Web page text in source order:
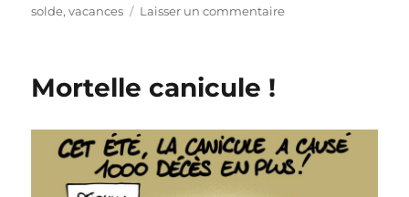
solde,vacances Laisser un commentairesur
Mortelle canicule !